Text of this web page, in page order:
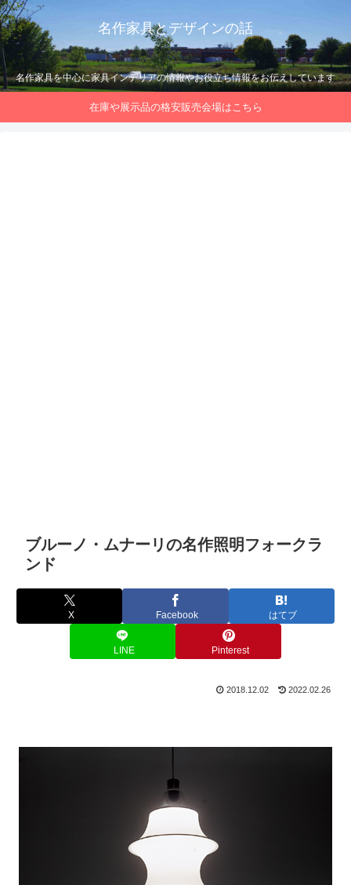
名作家具とデザインの話
名作家具を中心に家具インテリアの情報やお役立ち情報をお伝えしています
在庫や展示品の格安販売会場はこちら
ブルーノ・ムナーリの名作照明フォークラ
ンド
X Facebook はてブ
LINE Pinterest
2018.12.02 2022.02.26